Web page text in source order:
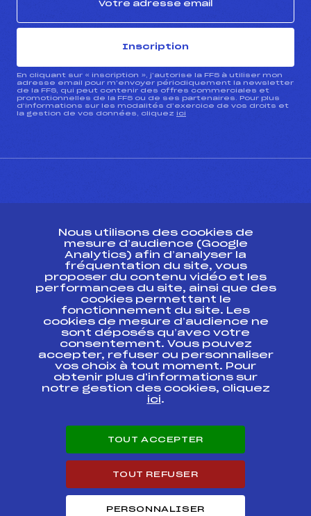
Inscription
En cliquant sur « inscription », j’autorise la FFS à utiliser mon
adresse email pour m’envoyer périodiquement la newsletter
de la FFS, qui peut contenir des offres commerciales et
promotionnelles de la FFS ou de ses partenaires. Pour plus
d’informations sur les modalités d’exercice de vos droits et
la gestion de vos données, cliquez ici
Ressources
Pass’Neige
Projet sportif fédéral
Projet de performance fédéral
Antidopage
Pôle Développement, Formation, Suivi
Scientifique
Listes ministérielles
Pôle vie de l’athlète
Enseignement professionnel
Carrières
Nous utilisons des cookies de
mesure d’audience (Google
Analytics) afin d’analyser la
fréquentation du site, vous
proposer du contenu vidéo et les
performances du site, ainsi que des
cookies permettant le
fonctionnement du site. Les
cookies de mesure d’audience ne
sont déposés qu’avec votre
consentement. Vous pouvez
accepter, refuser ou personnaliser
vos choix à tout moment. Pour
obtenir plus d'informations sur
notre gestion des cookies, cliquez
ici.
TOUT ACCEPTER
TOUT REFUSER
PERSONNALISER